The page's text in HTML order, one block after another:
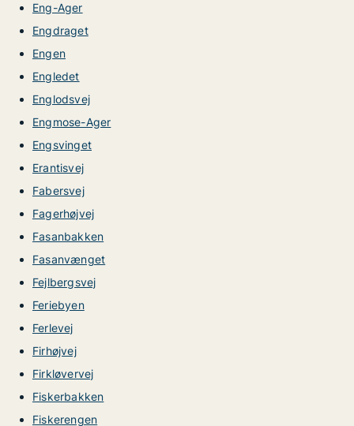
Eng-Ager
Engdraget
Engen
Engledet
Englodsvej
Engmose-Ager
Engsvinget
Erantisvej
Fabersvej
Fagerhøjvej
Fasanbakken
Fasanvænget
Fejlbergsvej
Feriebyen
Ferlevej
Firhøjvej
Firkløvervej
Fiskerbakken
Fiskerengen